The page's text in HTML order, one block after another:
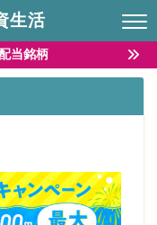
生活
当銘柄